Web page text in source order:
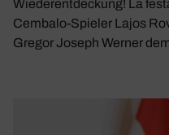
Wiederentdeckung! La
Cembalo-Spieler Lajos
Gregor Joseph Werner